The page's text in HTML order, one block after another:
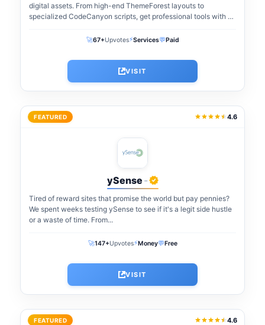
digital assets. From high-end ThemeForest layouts to
specialized CodeCanyon scripts, get professional tools with a
🚀67+Upvotes⚡Services💬Paid
VISIT
FEATURED 4.6
ySense -
Tired of reward sites that promise the world but pay pennies?
We spent weeks testing ySense to see if it's a legit side hustle
or a waste of time. From...
🚀147+Upvotes⚡Money💬Free
VISIT
FEATURED 4.6